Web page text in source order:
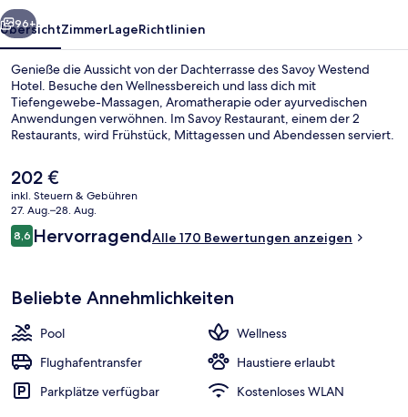
Weiter
96+
ÜbersichtZimmerLageRichtlinien
Genieße die Aussicht von der Dachterrasse des Savoy Westend
Hotel. Besuche den Wellnessbereich und lass dich mit
Tiefengewebe-Massagen, Aromatherapie oder ayurvedischen
Anwendungen verwöhnen. Im Savoy Restaurant, einem der 2
Restaurants, wird Frühstück, Mittagessen und Abendessen serviert.
Innenpool, eine Loungebar sowie ein Fitnesscenter.
Der
aktuelle
Preis
beträgt
202 €.
202 €
inkl. Steuern & Gebühren
27. Aug.–28. Aug.
Bewertungen
8,68,6 von 10.
HervorragendAlle 170 Bewertungen anzeigen
Beliebte Annehmlichkeiten
Pool
Wellness
Flughafentransfer
Haustiere erlaubt
Parkplätze verfügbar
Kostenloses WLAN